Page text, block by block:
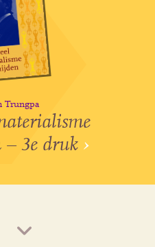
Trungpa
– 3e druk ›